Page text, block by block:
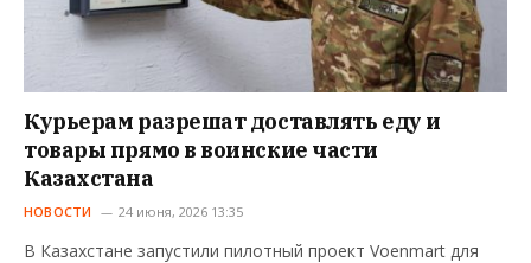
Курьерам разрешат доставлять еду и
товары прямо в воинские части
Казахстана
НОВОСТИ 24 июня, 2026 13:35
В Казахстане запустили пилотный проект Voenmart для